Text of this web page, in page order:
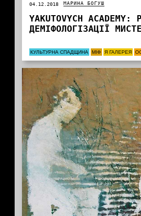
04.12.2018 МАРИНА БОГУШ
YAKUTOVYCH АCADEMY:
ДЕМІФОЛОГІЗАЦІЇ
КУЛЬТУРНА СПАДЩИНА МІФ Я ГАЛЕРЕЯ